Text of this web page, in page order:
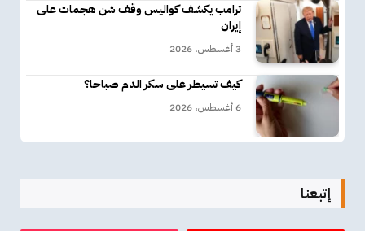
ترامب يكشف كواليس وقف شن هجمات على
إيران
3 أغسطس، 2026
كيف تسيطر على سكر الدم صباحا؟
6 أغسطس، 2026
إتبعنا